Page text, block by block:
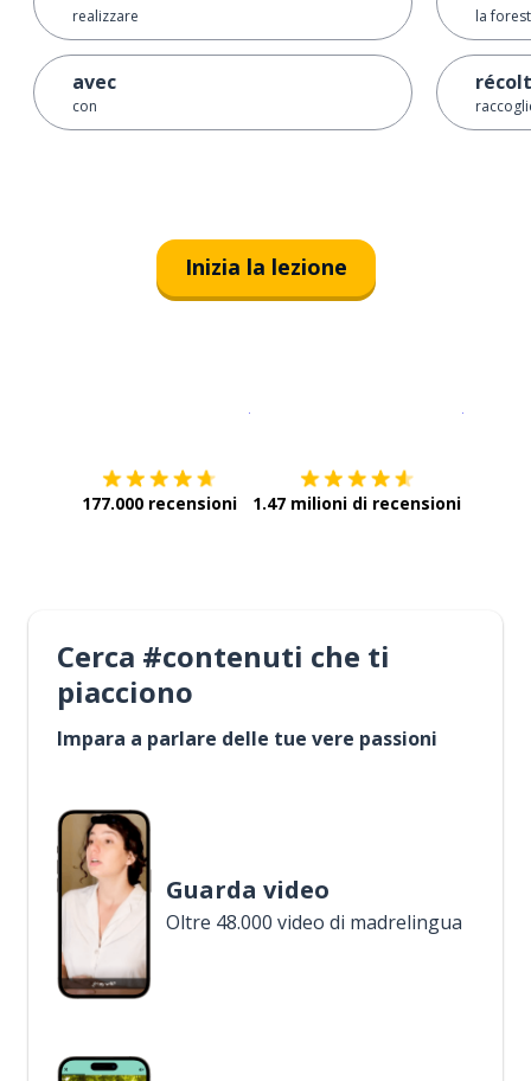
realizzare
avec
con
la
Inizia la lezione
177.000 recensioni 1.47 milioni di recensioni
Cerca #contenuti che ti
piacciono
Impara a parlare delle tue vere passioni
Guarda video
Oltre 48.000 video di madrelingua